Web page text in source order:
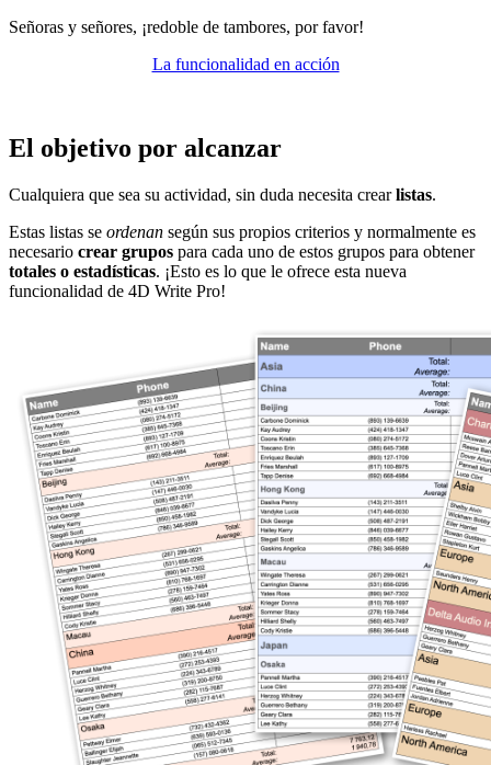
Señoras y señores, ¡redoble de tambores, por favor!
La funcionalidad en acción
El objetivo por alcanzar
Cualquiera que sea su actividad, sin duda necesita crearlistas.
Estas listas se ordenan según sus propios criterios y normalmente es
necesario crear grupos para cada uno de estos grupos para obtener
totales o estadísticas. ¡Esto es lo que le ofrece esta nueva
funcionalidad de 4D Write Pro!